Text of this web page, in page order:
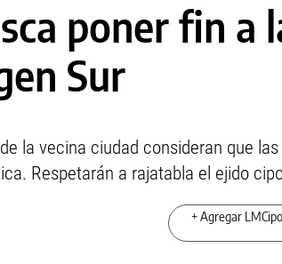
poner fin a
Sur
la vecina ciudad consideran que
Respetarán a rajatabla el ejido
+ Agregar